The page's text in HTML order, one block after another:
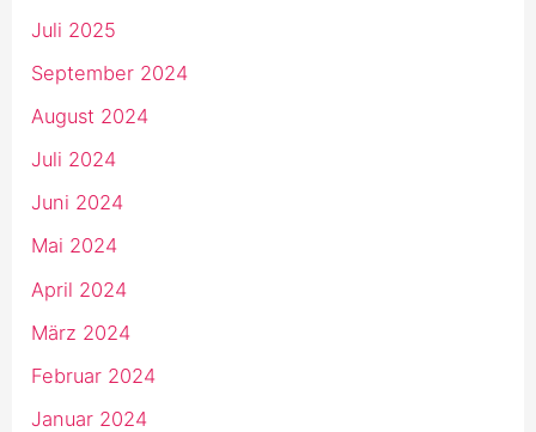
Juli 2025
September 2024
August 2024
Juli 2024
Juni 2024
Mai 2024
April 2024
März 2024
Februar 2024
Januar 2024